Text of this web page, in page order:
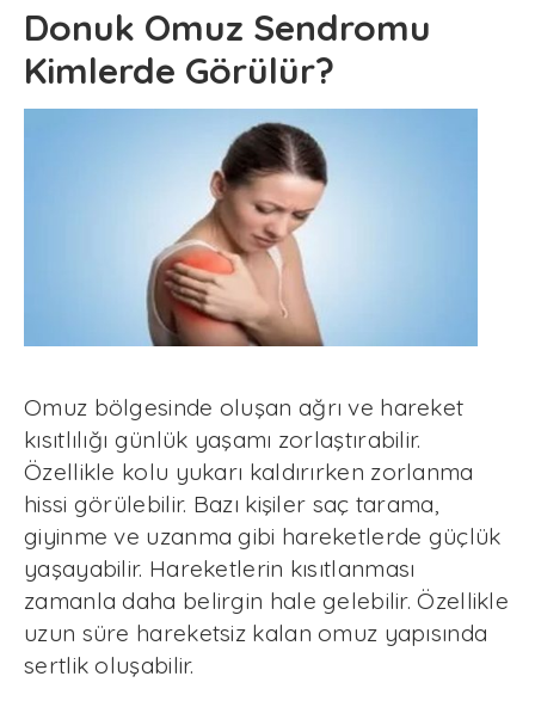
Donuk Omuz Sendromu
Kimlerde Görülür?
Omuz bölgesinde oluşan ağrı ve hareket
kısıtlılığı günlük yaşamı zorlaştırabilir.
Özellikle kolu yukarı kaldırırken zorlanma
hissi görülebilir. Bazı kişiler saç tarama,
giyinme ve uzanma gibi hareketlerde güçlük
yaşayabilir. Hareketlerin kısıtlanması
zamanla daha belirgin hale gelebilir. Özellikle
uzun süre hareketsiz kalan omuz yapısında
sertlik oluşabilir.